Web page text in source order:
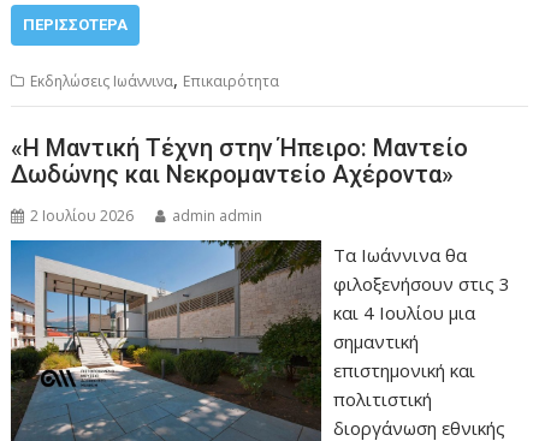
ΠΕΡΙΣΣΌΤΕΡΑ
Εκδηλώσεις Ιωάννινα, Επικαιρότητα
«Η Μαντική Τέχνη στην Ήπειρο: Μαντείο
Δωδώνης και Νεκρομαντείο Αχέροντα»
2 Ιουλίου 2026 admin admin
Τα Ιωάννινα θα
φιλοξενήσουν στις 3
και 4 Ιουλίου μια
σημαντική
επιστημονική και
πολιτιστική
διοργάνωση εθνικής